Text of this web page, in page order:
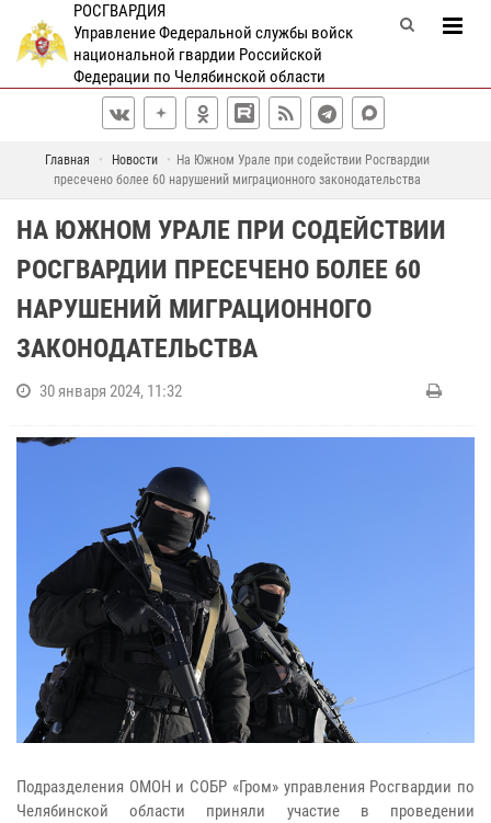
РОСГВАРДИЯ
Управление Федеральной службы войск
национальной гвардии Российской
Федерации по Челябинской области
Главная Новости
На Южном Урале при содействии Росгвардии
пресечено более 60 нарушений миграционного законодательства
НА ЮЖНОМ УРАЛЕ ПРИ СОДЕЙСТВИИ
РОСГВАРДИИ ПРЕСЕЧЕНО БОЛЕЕ 60
НАРУШЕНИЙ МИГРАЦИОННОГО
ЗАКОНОДАТЕЛЬСТВА
30 января 2024, 11:32
Подразделения ОМОН и СОБР «Гром» управления Росгвардии по
Челябинской области приняли участие в проведении